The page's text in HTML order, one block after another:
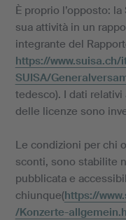
È proprio l’opposto:
sua attività in un
integrante del
https://
SUISA/
tedesco). I dati
delle licenze sono
Le condizioni per chi
sconti, sono stabilite
pubblicata e
chiunque(https://
/Konzerte-